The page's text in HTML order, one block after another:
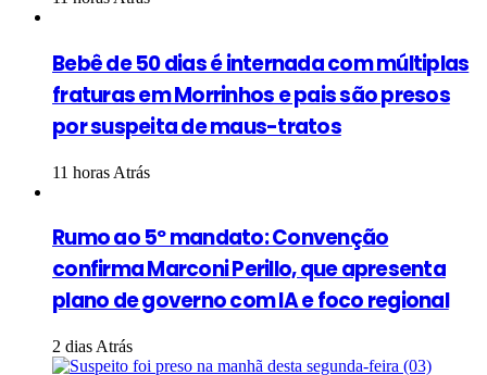
Bebê de 50 dias é internada com múltiplas
fraturas em Morrinhos e pais são presos
por suspeita de maus-tratos
11 horas Atrás
Rumo ao 5º mandato: Convenção
confirma Marconi Perillo, que apresenta
plano de governo com IA e foco regional
2 dias Atrás